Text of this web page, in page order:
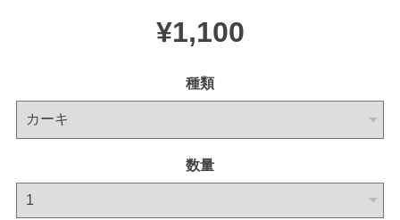
¥1,100
種類
数量